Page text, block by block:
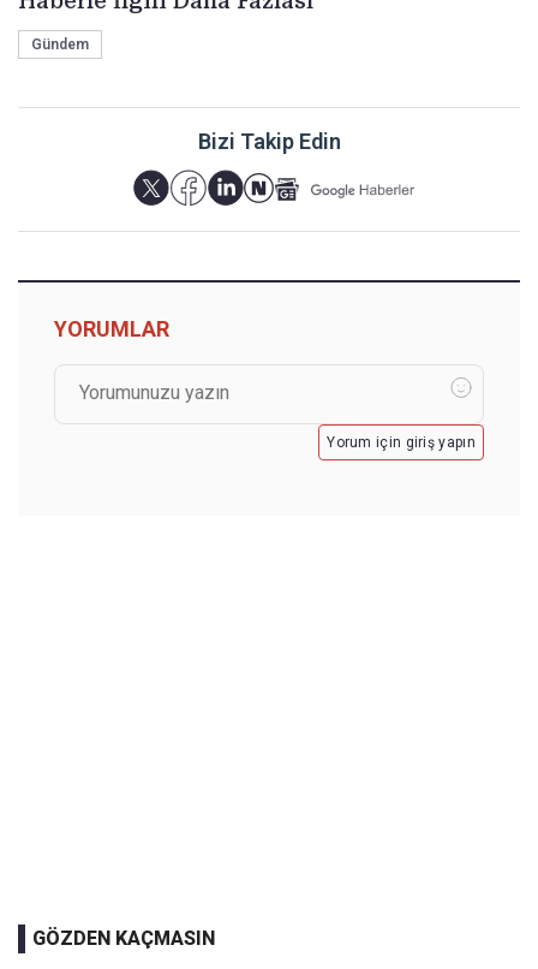
Gündem
Bizi Takip Edin
YORUMLAR
Yorum için giriş yapın
GÖZDEN KAÇMASIN